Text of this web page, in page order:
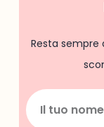
Resta sempre